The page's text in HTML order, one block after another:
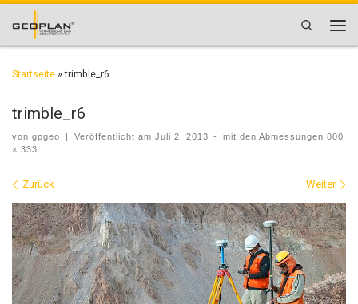
Zum Inhalt springen
Search
Startseite » trimble_r6
trimble_r6
von gpgeo Veröffentlicht am Juli 2, 2013 - mit den Abmessungen 800
× 333
Bilder Navigation
Zurück Weiter